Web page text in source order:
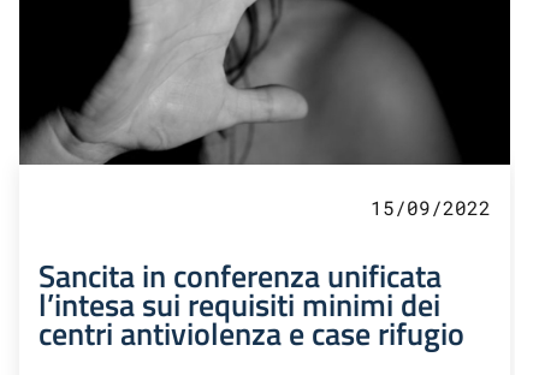
15/09/2022
Sancita in conferenza unificata
l’intesa sui requisiti minimi dei
centri antiviolenza e case rifugio